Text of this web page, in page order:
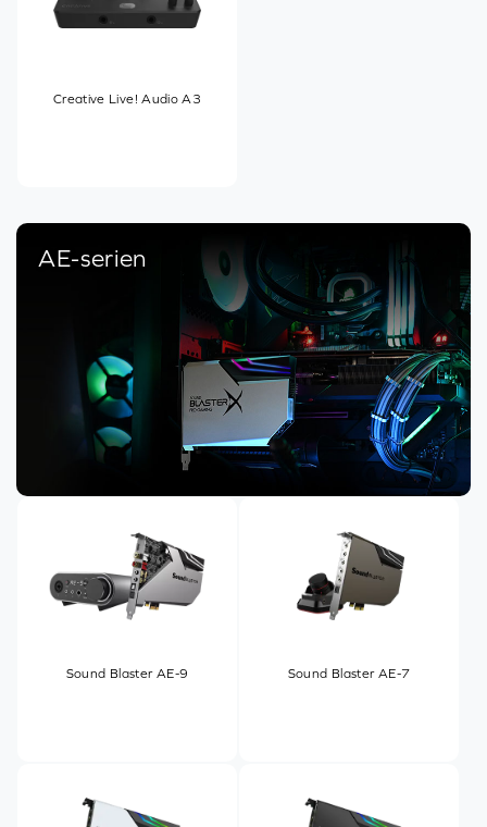
Creative Live! Audio A3
AE-serien
Sound Blaster AE-9 Sound Blaster AE-7